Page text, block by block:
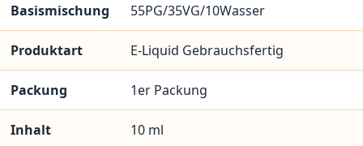
Basismischung 55PG/35VG/10Wasser
Produktart E-Liquid Gebrauchsfertig
Packung 1er Packung
Inhalt 10 ml